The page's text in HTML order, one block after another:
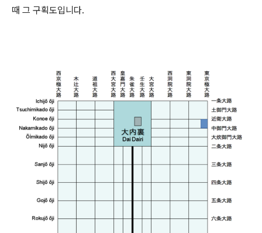
때 그 구획도입니다.